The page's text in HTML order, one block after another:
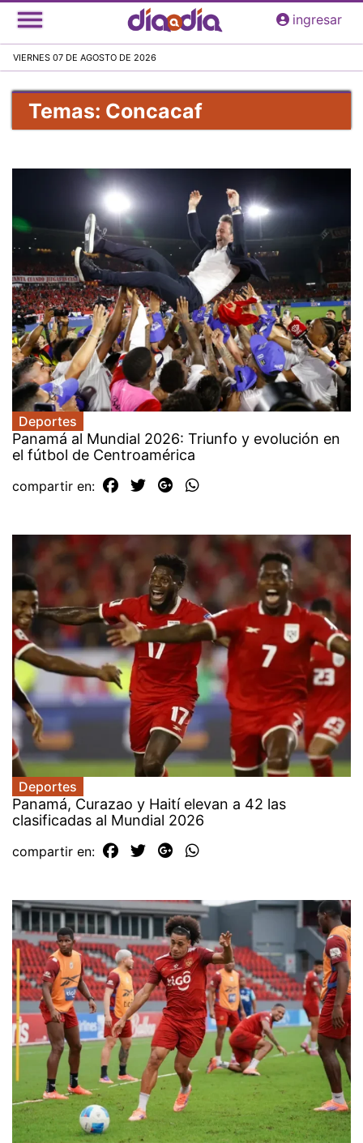
Pasar
al
principal
ingresar
VIERNES 07 DE AGOSTO DE 2026
Temas: Concacaf
Deportes
Panamá al Mundial 2026: Triunfo y evolución en
el fútbol de Centroamérica
compartir en:
Deportes
Panamá, Curazao y Haití elevan a 42 las
clasificadas al Mundial 2026
compartir en: